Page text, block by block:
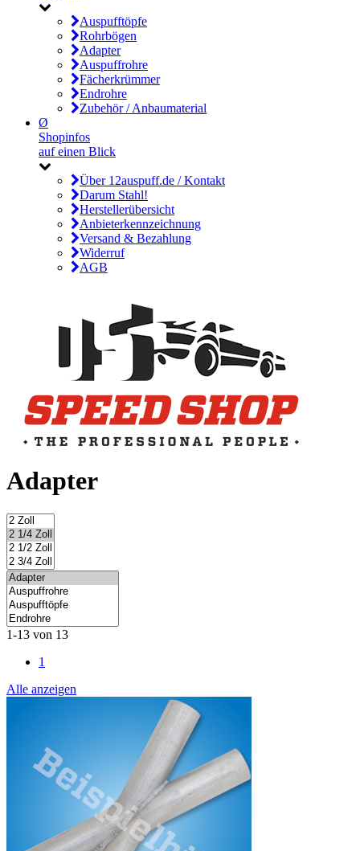
Auspufftöpfe
Rohrbögen
Adapter
Auspuffrohre
Fächerkrümmer
Endrohre
Zubehör / Anbaumaterial
Ø
Shopinfos
auf einen Blick
Über 12auspuff.de / Kontakt
Darum Stahl!
Herstellerübersicht
Anbieterkennzeichnung
Versand & Bezahlung
Widerruf
AGB
Adapter
1-13 von 13
1
Alle anzeigen